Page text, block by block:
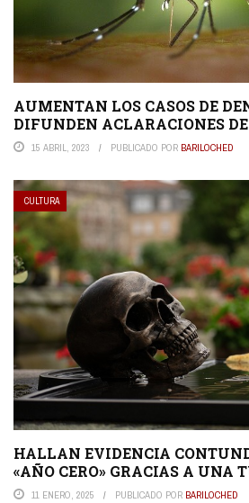
AUMENTAN LOS CASOS DE
DIFUNDEN ACLARACIONES
15 ABRIL, 2023 PUBLICADO POR BARILOCHED
CULTURA
HALLAN EVIDENCIA
«AÑO CERO» GRACIAS A UNA
11 ENERO, 2025 PUBLICADO POR BARILOCHED